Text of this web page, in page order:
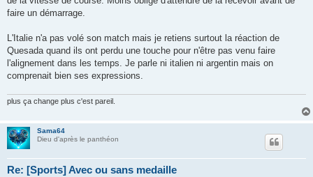
faire un démarrage.
L'Italie n'a pas volé son match mais je retiens surtout la réaction de
Quesada quand ils ont perdu une touche pour n'être pas venu faire
l'alignement dans les temps. Je parle ni italien ni argentin mais on
comprenait bien ses expressions.
plus ça change plus c'est pareil.
Sama64
Dieu d'après le panthéon
Re: [Sports] Avec ou sans medaille